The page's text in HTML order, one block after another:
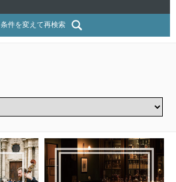
条件を変えて再検索